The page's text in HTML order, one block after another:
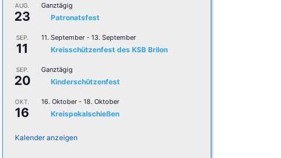
AUG.
23
Ganztägig
Patronatsfest
SEP.
11
11. September - 13. September
Kreisschützenfest des KSB Brilon
SEP.
20
Ganztägig
Kinderschützenfest
OKT.
16
16. Oktober - 18. Oktober
Kreispokalschießen
Kalender anzeigen